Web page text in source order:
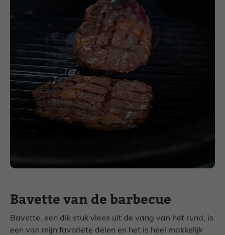
Bavette van de barbecue
Bavette, een dik stuk vlees uit de vang van het rund, is
een van mijn favoriete delen en het is heel makkelijk